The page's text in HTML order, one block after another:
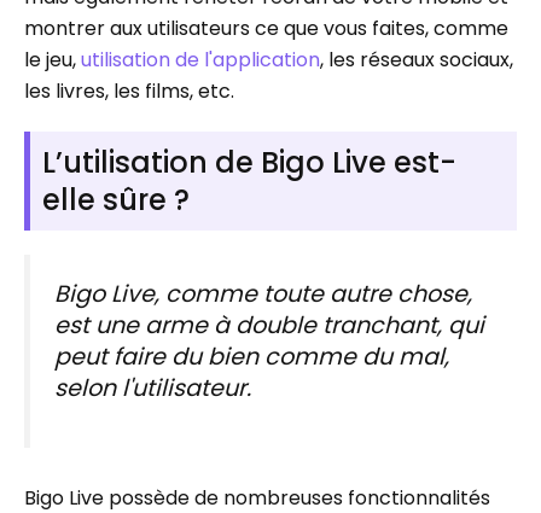
montrer aux utilisateurs ce que vous faites, comme
le jeu,utilisation de l'application, les réseaux sociaux,
les livres, les films, etc.
L’utilisation de Bigo Live est-
elle sûre ?
Bigo Live, comme toute autre chose,
est une arme à double tranchant, qui
peut faire du bien comme du mal,
selon l'utilisateur.
Bigo Live possède de nombreuses fonctionnalités